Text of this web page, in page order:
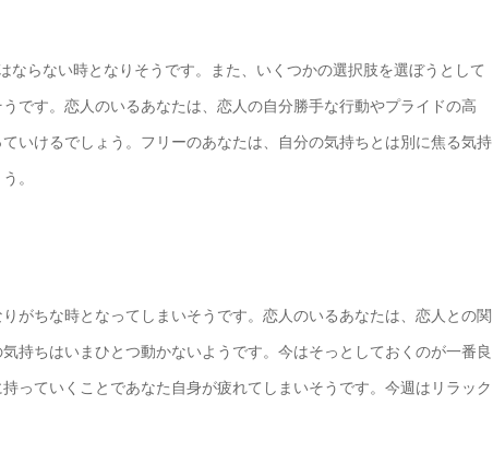
らない時となりそうです。また、いくつかの選択肢を選ぼうとして
です。恋人のいるあなたは、恋人の自分勝手な行動やプライドの高
いけるでしょう。フリーのあなたは、自分の気持ちとは別に焦る気持
。
がちな時となってしまいそうです。恋人のいるあなたは、恋人との関
持ちはいまひとつ動かないようです。今はそっとしておくのが一番良
っていくことであなた自身が疲れてしまいそうです。今週はリラック